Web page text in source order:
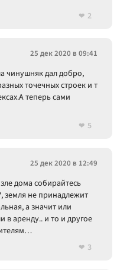
2
25 дек 2020 в 09:41
чинушняк дал добро,
точечных строек и т
теперь сами
5
25 дек 2020 в 12:49
дома собирайтесь
земля не принадлежит
а значит или
в аренду.. и то и другое
3